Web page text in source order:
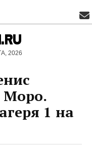
2026
Моро.
1 на